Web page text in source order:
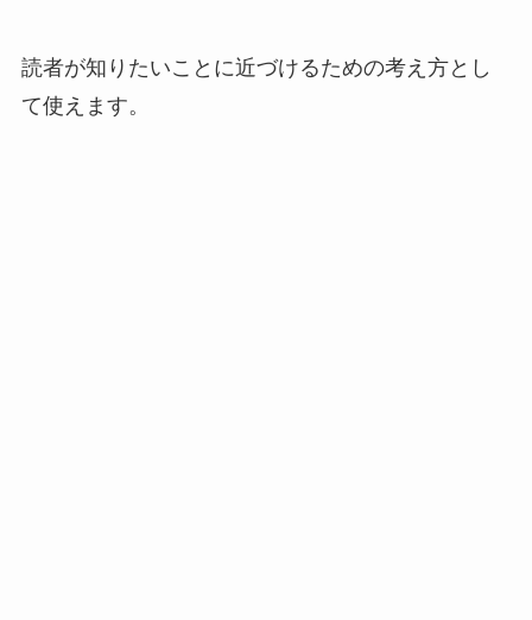
読者が知りたいことに近づけるための考え方とし
て使えます。